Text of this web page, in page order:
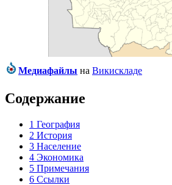
Медиафайлы на Викискладе
Содержание
1 География
2 История
3 Население
4 Экономика
5 Примечания
6 Ссылки